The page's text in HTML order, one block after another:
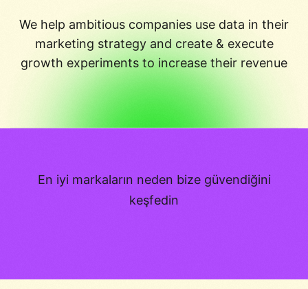
We help ambitious companies use data in their
marketing strategy and create & execute
growth experiments to increase their revenue
En iyi markaların neden bize güvendiğini
keşfedin